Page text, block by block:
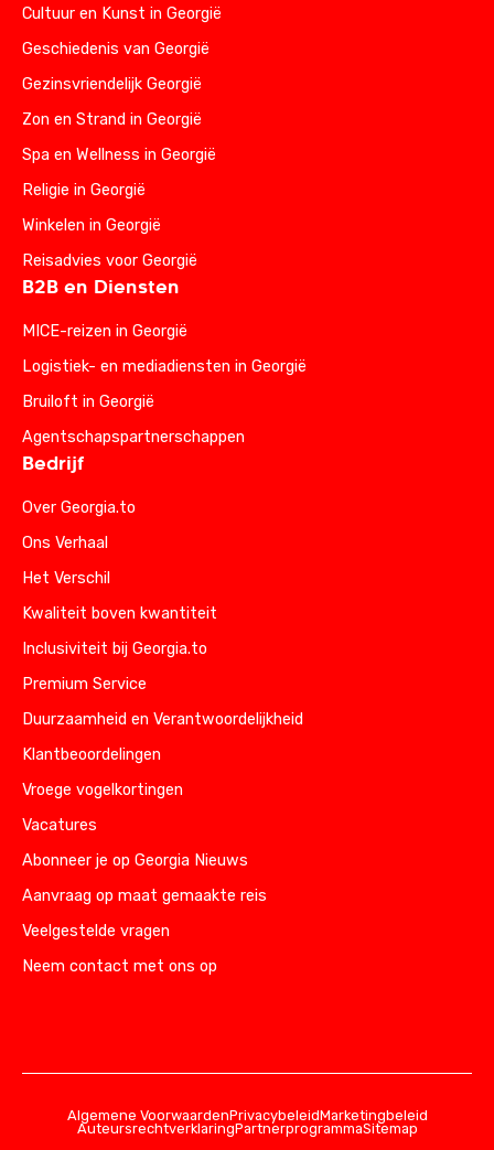
Cultuur en Kunst in Georgië
Geschiedenis van Georgië
Gezinsvriendelijk Georgië
Zon en Strand in Georgië
Spa en Wellness in Georgië
Religie in Georgië
Winkelen in Georgië
Reisadvies voor Georgië
B2B en Diensten
MICE-reizen in Georgië
Logistiek- en mediadiensten in Georgië
Bruiloft in Georgië
Agentschapspartnerschappen
Bedrijf
Over Georgia.to
Ons Verhaal
Het Verschil
Kwaliteit boven kwantiteit
Inclusiviteit bij Georgia.to
Premium Service
Duurzaamheid en Verantwoordelijkheid
Klantbeoordelingen
Vroege vogelkortingen
Vacatures
Abonneer je op Georgia Nieuws
Aanvraag op maat gemaakte reis
Veelgestelde vragen
Neem contact met ons op
Algemene VoorwaardenPrivacybeleidMarketingbeleid
AuteursrechtverklaringPartnerprogrammaSitemap